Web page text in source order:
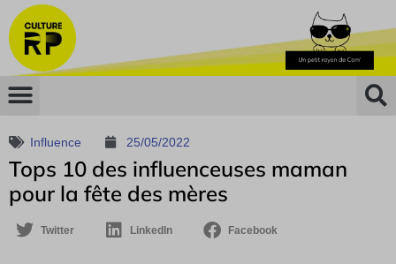
Influence 25/05/2022
Tops 10 des influenceuses maman
pour la fête des mères
Twitter LinkedIn Facebook